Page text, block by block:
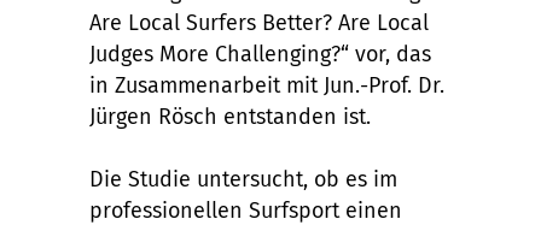
Are Local Surfers Better? Are Local
Judges More Challenging?“ vor, das
in Zusammenarbeit mit Jun.-Prof. Dr.
Jürgen Rösch entstanden ist.
Die Studie untersucht, ob es im
professionellen Surfsport einen